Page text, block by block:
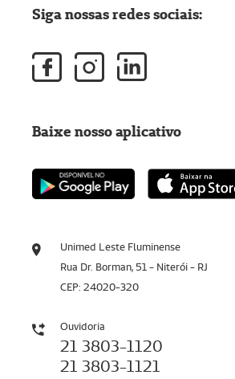
Unimed Leste Fluminense
Rua Dr. Borman, 51 - Niterói - RJ
CEP: 24020-320
Ouvidoria
21 3803-1120
21 3803-1121
Siga nossas redes sociais:
Baixe nosso aplicativo